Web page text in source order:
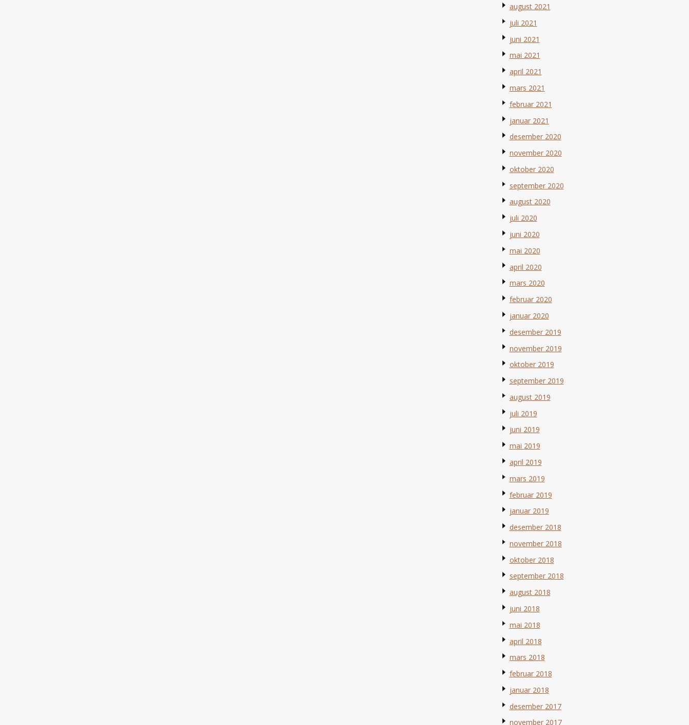
august 2021
juli 2021
juni 2021
mai 2021
april 2021
mars 2021
februar 2021
januar 2021
desember 2020
november 2020
oktober 2020
september 2020
august 2020
juli 2020
juni 2020
mai 2020
april 2020
mars 2020
februar 2020
januar 2020
desember 2019
november 2019
oktober 2019
september 2019
august 2019
juli 2019
juni 2019
mai 2019
april 2019
mars 2019
februar 2019
januar 2019
desember 2018
november 2018
oktober 2018
september 2018
august 2018
juni 2018
mai 2018
april 2018
mars 2018
februar 2018
januar 2018
desember 2017
november 2017